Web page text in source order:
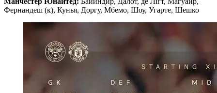
Фернандеш (к), Кунья, Доргу, Мбемо, Шоу, Угарте, Шешко